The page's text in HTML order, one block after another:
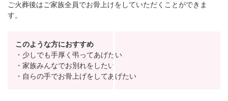
ご火葬後はご家族全員でお骨上げをしていただくことができま
す。
このような方におすすめ
・少しでも手厚く弔ってあげたい
・家族みんなでお別れをしたい
・自らの手でお骨上げをしてあげたい